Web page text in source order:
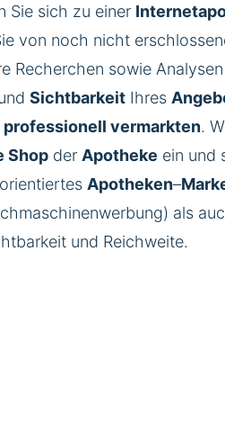
Sie sich zu einer Interneta
von noch nicht
Recherchen sowie
SichtbarkeitIhres
professionell vermarkten.
Shopder Apotheke ein und
Apotheken–
als
und Reichweite.